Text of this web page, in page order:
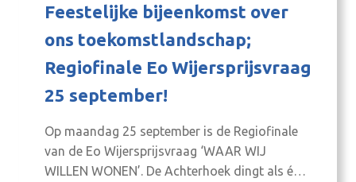
Feestelijke bijeenkomst over
ons toekomstlandschap;
Regiofinale Eo Wijersprijsvraag
25 september!
Op maandag 25 september is de Regiofinale
van de Eo Wijersprijsvraag ‘WAAR WIJ
WILLEN WONEN’. De Achterhoek dingt als één